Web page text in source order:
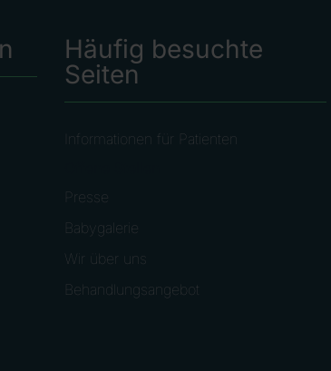
Häufig besuchte
Seiten
Informationen für Patienten
Presse
Babygalerie
Wir über uns
Behandlungsangebot